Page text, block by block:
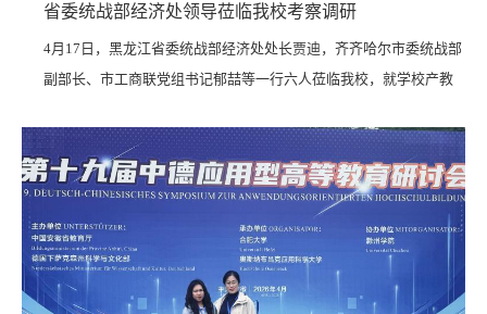
省委统战部经济处领导莅临我校考察调研
4月17日，黑龙江省委统战部经济处处长贾迪，齐齐哈尔市委统战部
副部长、市工商联党组书记郁喆等一行六人莅临我校，就学校产教
校长、集团总经理崔晓东陪同调研。调研组一行实地走访了学校产
教融合基地，深入了解学校在实体化项目运营及人才培养模式等方
面的具体实践。调研组对学校产教融合取得的成效给予高度评价，
认为学校将专业建设与产业需求深度融合，实现了教...